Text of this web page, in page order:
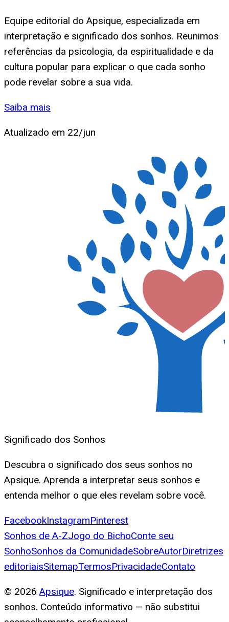
Equipe editorial do Apsique, especializada em
interpretação e significado dos sonhos. Reunimos
referências da psicologia, da espiritualidade e da
cultura popular para explicar o que cada sonho
pode revelar sobre a sua vida.
Saiba mais
Atualizado em 22/jun
Significado dos Sonhos
Descubra o significado dos seus sonhos no
Apsique. Aprenda a interpretar seus sonhos e
entenda melhor o que eles revelam sobre você.
FacebookInstagramPinterest
Sonhos de A-ZJogo do BichoConte seu
SonhoSonhos da ComunidadeSobreAutorDiretrizes
editoriaisSitemapTermosPrivacidadeContato
© 2026 Apsique. Significado e interpretação dos
sonhos. Conteúdo informativo — não substitui